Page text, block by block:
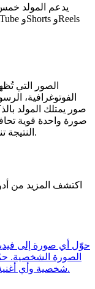
الصور التي
الفوتوغرافية،
صور يمتلك المولد
صورة واحدة قوية
النتيجة تنوعاً أكبر. استخدم صوراً تمتلك حق استخدامها.
اكتشف المزيد من
حوّل أي صورة إلى
الصورة الشخصية.
شخصية وأي أغنية أو صوت، جاهز خلال ثوانٍ بدون علامة مائية.